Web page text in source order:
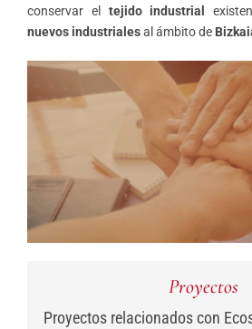
conservar el tejido industrial
nuevos industrialesal ámbito de
Proyectos
Proyectos relacionados con